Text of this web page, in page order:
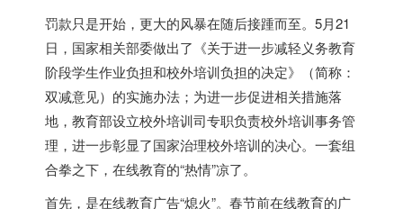
罚款只是开始，更大的风暴在随后接踵而至。5月21
日，国家相关部委做出了《关于进一步减轻义务教育
阶段学生作业负担和校外培训负担的决定》（简称：
双减意见）的实施办法；为进一步促进相关措施落
地，教育部设立校外培训司专职负责校外培训事务管
理，进一步彰显了国家治理校外培训的决心。一套组
合拳之下，在线教育的“热情”凉了。
首先，是在线教育广告“熄火”。春节前在线教育的广